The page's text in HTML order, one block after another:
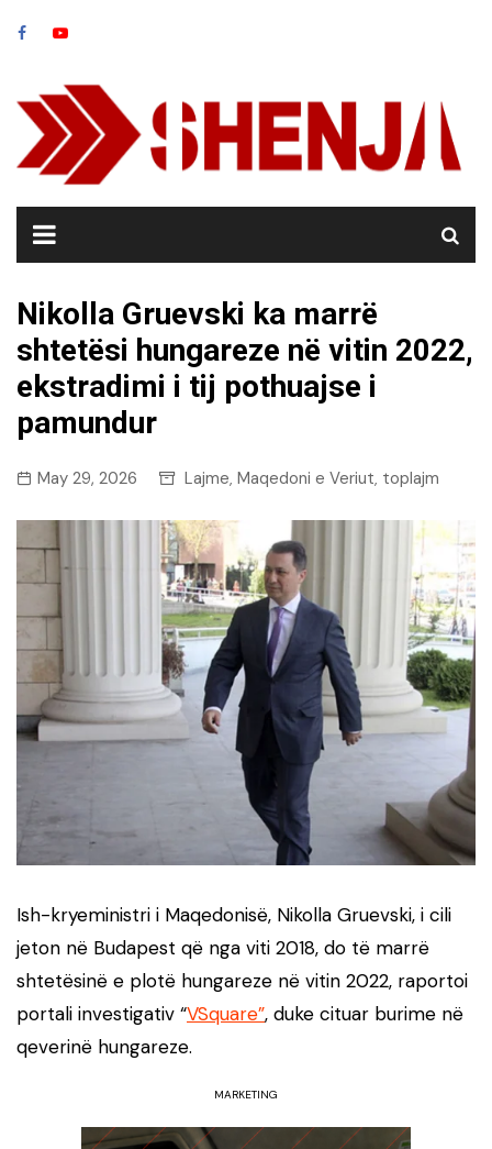
Nikolla Gruevski ka marrë
shtetësi hungareze në vitin 2022,
ekstradimi i tij pothuajse i
pamundur
May 29, 2026 Lajme, Maqedoni e Veriut, toplajm
Ish-kryeministri i Maqedonisë, Nikolla Gruevski, i cili
jeton në Budapest që nga viti 2018, do të marrë
shtetësinë e plotë hungareze në vitin 2022, raportoi
portali investigativ “VSquare”, duke cituar burime në
qeverinë hungareze.
MARKETING